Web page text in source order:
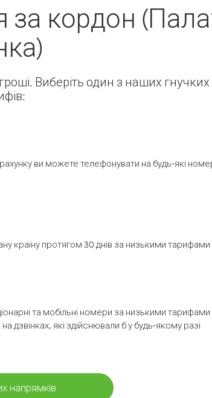
кордон
Виберіть один з наших гнучких
ви можете телефонувати на будь-які
країну протягом 30 днів за низькими тарифами
та мобільні номери за низькими тарифами
які здійснювали б у будь-якому разі
напрямків